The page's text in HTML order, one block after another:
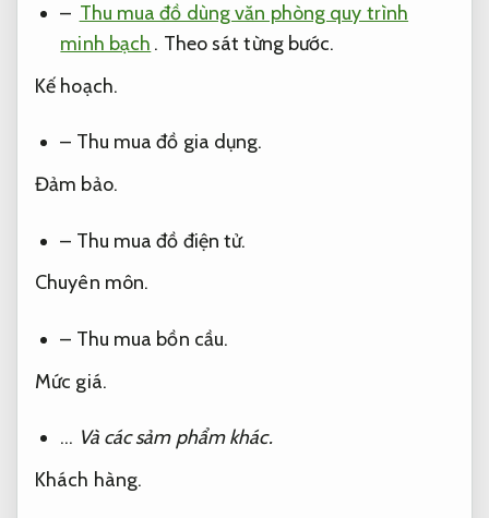
– Thu mua đồ dùng văn phòng quy trình
minh bạch . Theo sát từng bước.
Kế hoạch.
– Thu mua đồ gia dụng.
Đảm bảo.
– Thu mua đồ điện tử.
Chuyên môn.
– Thu mua bồn cầu.
Mức giá.
… Và các sảm phẩm khác.
Khách hàng.